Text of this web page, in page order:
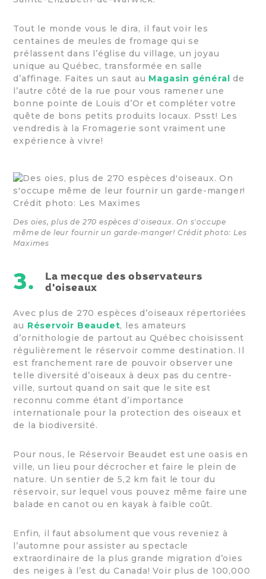
Tout le monde vous le dira, il faut voir les
centaines de meules de fromage qui se
prélassent dans l’église du village, un joyau
unique au Québec, transformée en salle
d’affinage. Faites un saut au Magasin général de
l’autre côté de la rue pour vous ramener une
bonne pointe de Louis d’Or et compléter votre
quête de bons petits produits locaux. Psst! Les
vendredis à la Fromagerie sont vraiment une
expérience à vivre!
Des oies, plus de 270 espèces d'oiseaux. On s'occupe
même de leur fournir un garde-manger! Crédit photo: Les
Maximes
3.
La mecque des observateurs
d'oiseaux
Avec plus de 270 espèces d’oiseaux répertoriées
au Réservoir Beaudet, les amateurs
d’ornithologie de partout au Québec choisissent
régulièrement le réservoir comme destination. Il
est franchement rare de pouvoir observer une
telle diversité d’oiseaux à deux pas du centre-
ville, surtout quand on sait que le site est
reconnu comme étant d’importance
internationale pour la protection des oiseaux et
de la biodiversité.
Pour nous, le Réservoir Beaudet est une oasis en
ville, un lieu pour décrocher et faire le plein de
nature. Un sentier de 5,2 km fait le tour du
réservoir, sur lequel vous pouvez même faire une
balade en canot ou en kayak à faible coût.
Enfin, il faut absolument que vous reveniez à
l’automne pour assister au spectacle
extraordinaire de la plus grande migration d’oies
des neiges à l’est du Canada! Voir plus de 100,000